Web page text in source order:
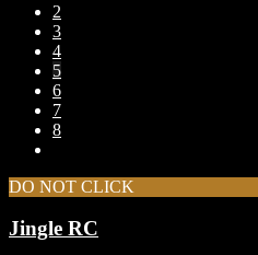
2
3
4
5
6
7
8
DO NOT CLICK
Jingle RC